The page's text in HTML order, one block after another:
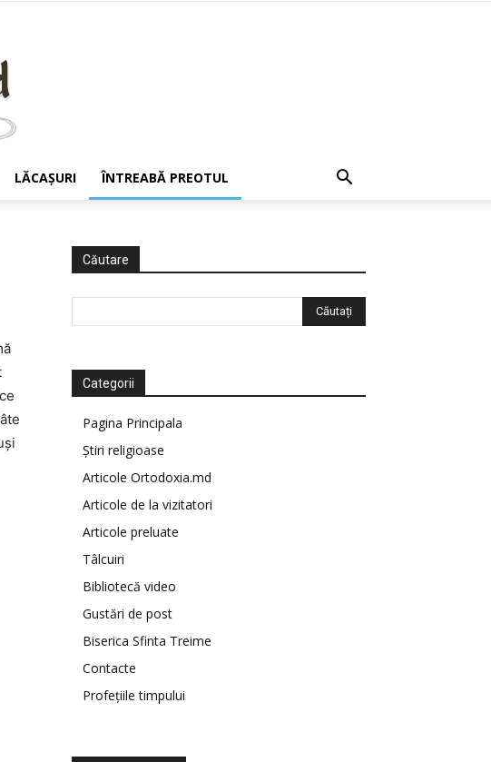
LĂCAŞURI ÎNTREABĂ PREOTUL
Căutare
Categorii
Pagina Principala
Știri religioase
Articole Ortodoxia.md
Articole de la vizitatori
Articole preluate
Tâlcuiri
Bibliotecă video
Gustări de post
Biserica Sfinta Treime
Contacte
Profețiile timpului